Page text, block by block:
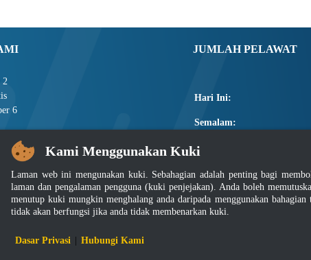
2
6
2901
JUMLAH PELAWAT
Hari Ini:
Semalam:
Minggu Ini:
Bulan Ini:
Total:
Kami Menggunakan Kuki
Laman web ini mengunakan kuki. Sebahagian adalah penting bagi
laman dan pengalaman pengguna (kuki penjejakan). Anda boleh
menutup kuki mungkin menghalang anda daripada menggunakan
tidak akan berfungsi jika anda tidak membenarkan kuki.
Dasar Privasi Hubungi Kami